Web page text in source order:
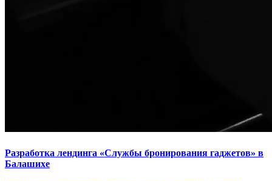
Разработка лендинга «Службы бронирования гаджетов» в
Балашихе